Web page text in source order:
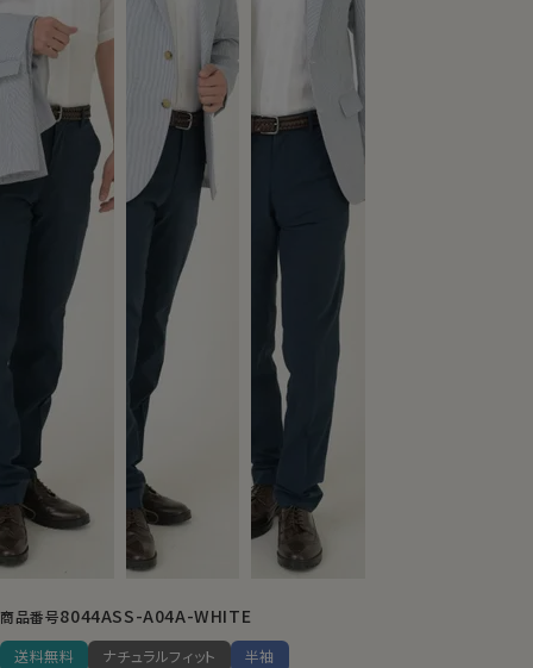
商品番号8044ASS-A04A-WHITE
送料無料 ナチュラルフィット 半袖